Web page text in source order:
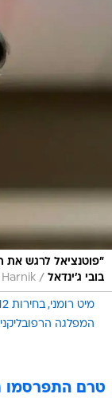
"פוטנציאל לרגש את
בובי ג'ינדאל /
Harnik
מיט רומני בחירות 2012 בארה"ב
המפלגה
טרם התפרסמו